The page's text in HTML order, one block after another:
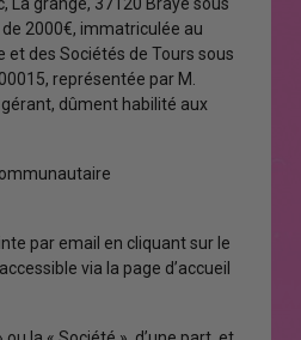
de 2000€, immatriculée au
et des Sociétés de Tours sous
représentée par M.
gérant, dûment habilité aux
par email en cliquant sur le
via la page d’accueil